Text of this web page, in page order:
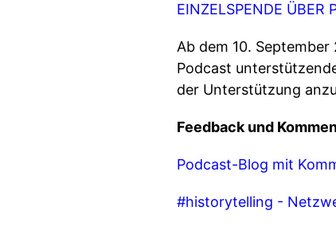
EINZELSPENDE ÜBER
Ab dem 10.
Podcast
der Unterstützung
Feedback und
Podcast-Blog mit
#historytelling -